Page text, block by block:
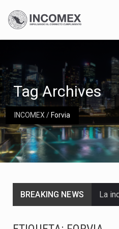
INCOMEX/ Forvia
Tag Archives
BREAKING NEWS